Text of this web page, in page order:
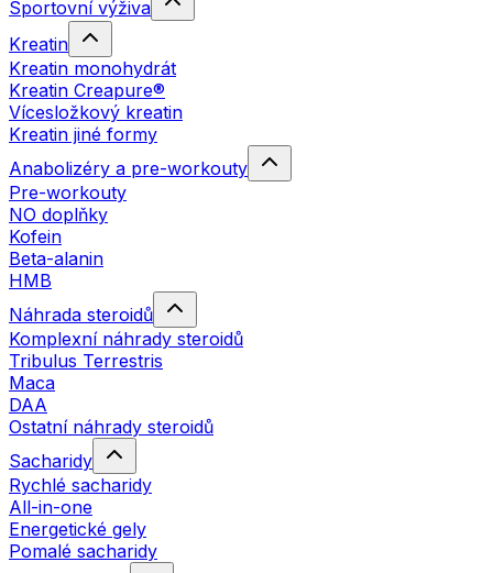
Sportovní výživa
Kreatin
Kreatin monohydrát
Kreatin Creapure®
Vícesložkový kreatin
Kreatin jiné formy
Anabolizéry a pre-workouty
Pre-workouty
NO doplňky
Kofein
Beta-alanin
HMB
Náhrada steroidů
Komplexní náhrady steroidů
Tribulus Terrestris
Maca
DAA
Ostatní náhrady steroidů
Sacharidy
Rychlé sacharidy
All-in-one
Energetické gely
Pomalé sacharidy